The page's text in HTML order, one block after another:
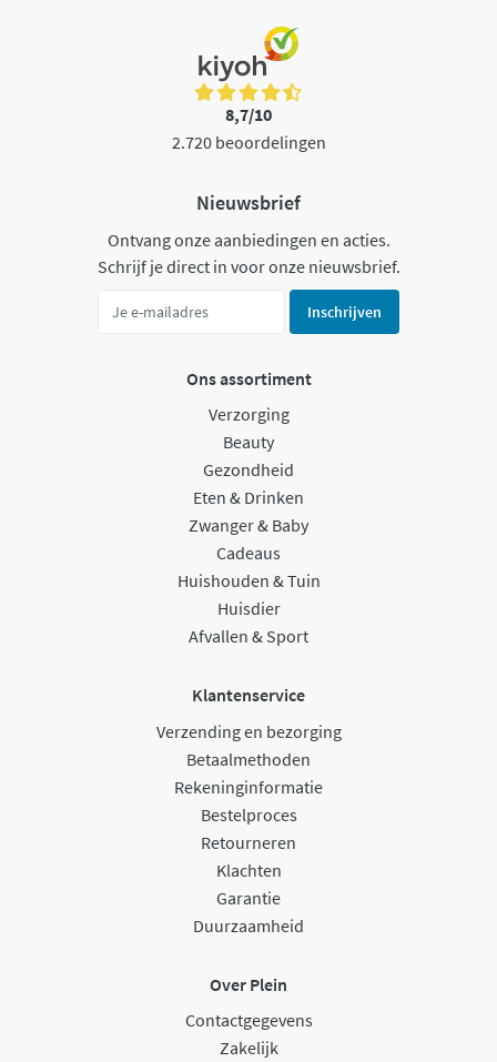
8,7/10
2.720 beoordelingen
Nieuwsbrief
Ontvang onze aanbiedingen en acties.
Schrijf je direct in voor onze nieuwsbrief.
Inschrijven
Ons assortiment
Verzorging
Beauty
Gezondheid
Eten & Drinken
Zwanger & Baby
Cadeaus
Huishouden & Tuin
Huisdier
Afvallen & Sport
Klantenservice
Verzending en bezorging
Betaalmethoden
Rekeninginformatie
Bestelproces
Retourneren
Klachten
Garantie
Duurzaamheid
Over Plein
Contactgegevens
Zakelijk